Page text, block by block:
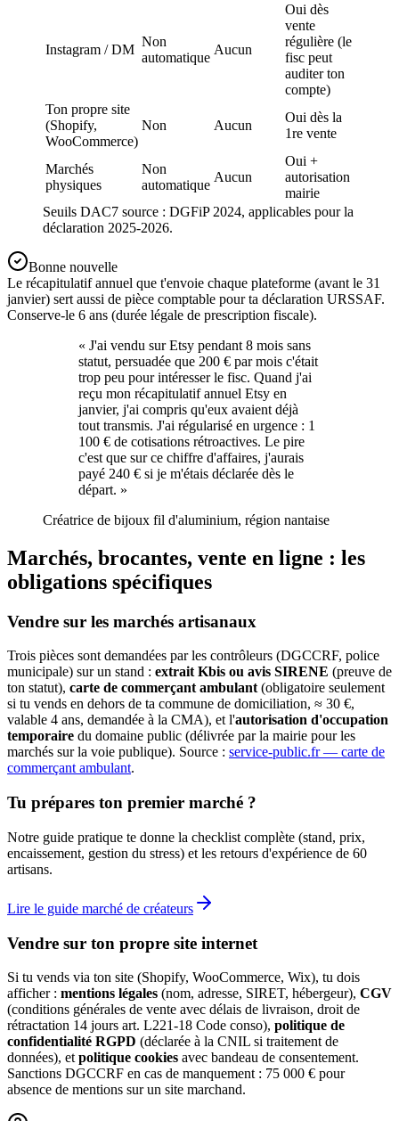
Instagram / DM
Non
automatique
Aucun
Oui dès
vente
régulière (le
fisc peut
auditer ton
compte)
Ton propre site
(Shopify,
WooCommerce)
Non Aucun
Oui dès la
1re vente
Marchés
physiques
Non
automatique
Aucun
Oui +
autorisation
mairie
Seuils DAC7 source : DGFiP 2024, applicables pour la
déclaration 2025-2026.
Bonne nouvelle
Le récapitulatif annuel que t'envoie chaque plateforme (avant le 31
janvier) sert aussi de pièce comptable pour ta déclaration URSSAF.
Conserve-le 6 ans (durée légale de prescription fiscale).
« J'ai vendu sur Etsy pendant 8 mois sans
statut, persuadée que 200 € par mois c'était
trop peu pour intéresser le fisc. Quand j'ai
reçu mon récapitulatif annuel Etsy en
janvier, j'ai compris qu'eux avaient déjà
tout transmis. J'ai régularisé en urgence : 1
100 € de cotisations rétroactives. Le pire
c'est que sur ce chiffre d'affaires, j'aurais
payé 240 € si je m'étais déclarée dès le
départ. »
Créatrice de bijoux fil d'aluminium, région nantaise
Marchés, brocantes, vente en ligne : les
obligations spécifiques
Vendre sur les marchés artisanaux
Trois pièces sont demandées par les contrôleurs (DGCCRF, police
municipale) sur un stand : extrait Kbis ou avis SIRENE (preuve de
ton statut), carte de commerçant ambulant(obligatoire seulement
si tu vends en dehors de ta commune de domiciliation, ≈ 30 €,
valable 4 ans, demandée à la CMA), et l'autorisation d'occupation
temporaire du domaine public (délivrée par la mairie pour les
marchés sur la voie publique). Source : service-public.fr — carte de
commerçant ambulant.
Tu prépares ton premier marché ?
Notre guide pratique te donne la checklist complète (stand, prix,
encaissement, gestion du stress) et les retours d'expérience de 60
artisans.
Lire le guide marché de créateurs
Vendre sur ton propre site internet
Si tu vends via ton site (Shopify, WooCommerce, Wix), tu dois
afficher : mentions légales (nom, adresse, SIRET, hébergeur), CGV
(conditions générales de vente avec délais de livraison, droit de
rétractation 14 jours art. L221-18 Code conso), politique de
confidentialité RGPD (déclarée à la CNIL si traitement de
données), et politique cookies avec bandeau de consentement.
Sanctions DGCCRF en cas de manquement : 75 000 € pour
absence de mentions sur un site marchand.